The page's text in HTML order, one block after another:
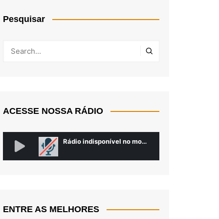
Pesquisar
ACESSE NOSSA RÁDIO
ENTRE AS MELHORES